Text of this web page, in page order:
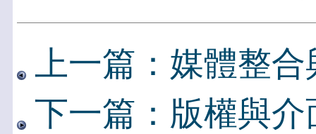
上一篇：媒體整
下一篇：版權與